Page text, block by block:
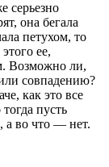
серьезно
она бегала
петухом, то
ее,
Возможно ли,
совпадению?
как это все
пусть
а во что — нет.